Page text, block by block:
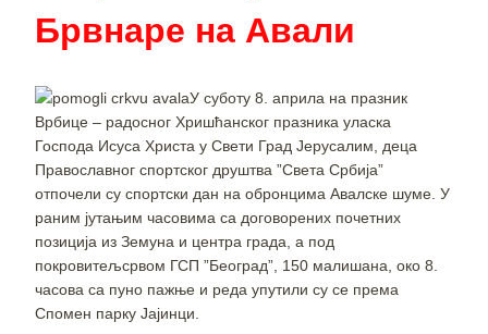
Брвнаре на Авали
У суботу 8. априла на празник
Врбице – радосног Хришћанског празника уласка
Господа Исуса Христа у Свети Град Јерусалим, деца
Православног спортског друштва ”Света Србија”
отпочели су спортски дан на обронцима Авалске шуме. У
раним јутањим часовима са договорених почетних
позиција из Земуна и центра града, а под
покровитељсрвом ГСП ”Београд”, 150 малишана, око 8.
часова са пуно пажње и реда упутили су се према
Спомен парку Јајинци.